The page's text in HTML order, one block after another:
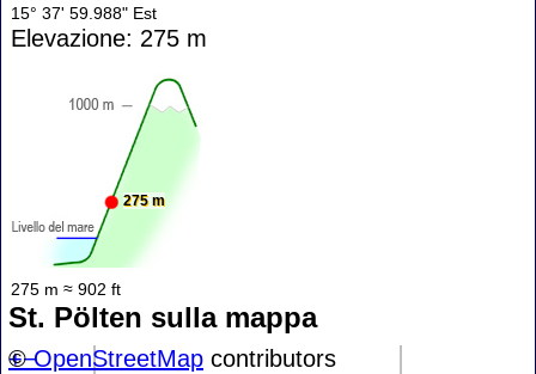
15° 37' 59.988" Est
Elevazione: 275 m
275 m
275 m ≈ 902 ft
St. Pölten sulla mappa
+−
©OpenStreetMap contributors